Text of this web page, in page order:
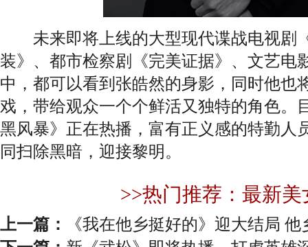
未来即将上线的大型现代谍战电视剧
装》、都市检察剧《完美证据》、文艺电
中，都可以看到张皓然的身影，同时他也
戏，带给观众一个个鲜活又独特的角色。
黑风暴》正在热播，富有正义感的特勤人
同扫除黑暗，迎接黎明。
>>热门推荐：最新美
上一篇：
《我在他乡挺好的》迎大结局